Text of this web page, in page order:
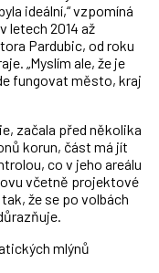
ideální,“ vzpomíná
letech 2014 až
Pardubic, od roku
„Myslím ale, že je
fungovat město, kraj
začala před několika
korun, část má jít
co v jeho areálu
včetně projektové
že se po volbách
mlýnů